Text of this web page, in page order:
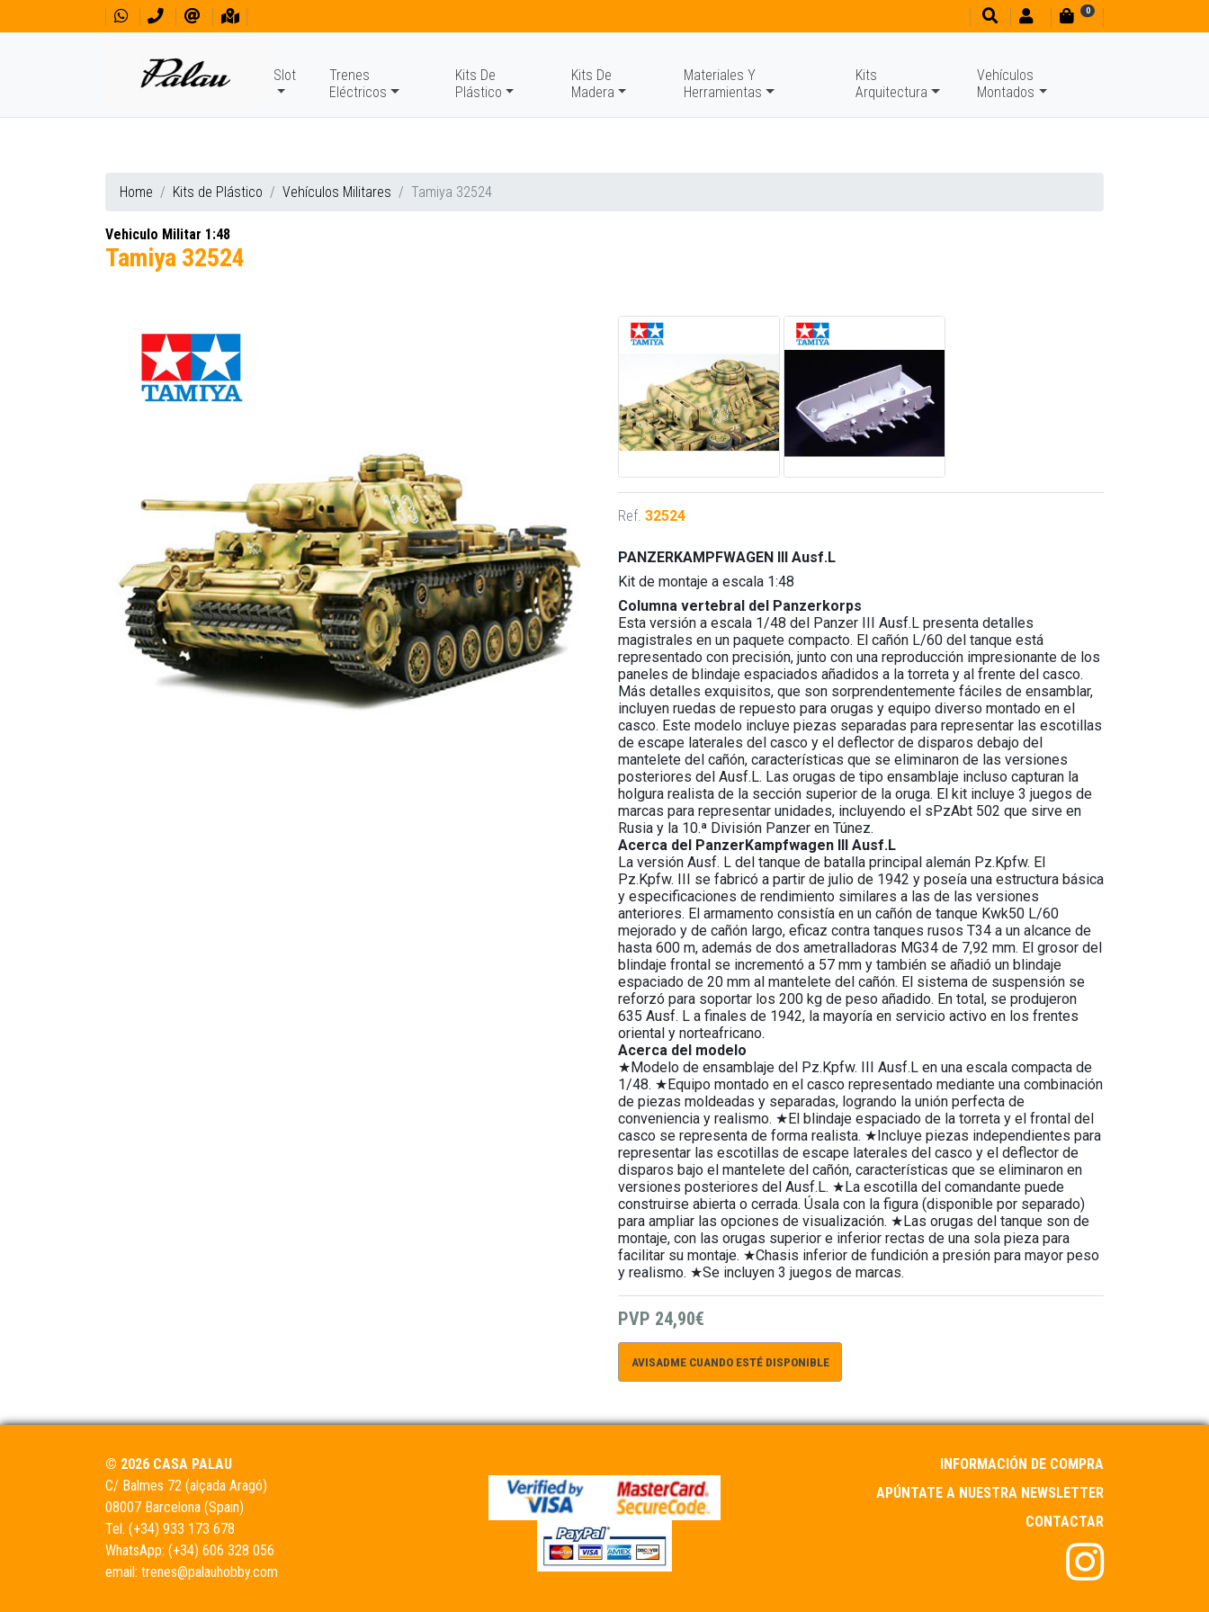
0
Slot
Trenes
Eléctricos
Kits De
Plástico
Kits De
Madera
Materiales Y
Herramientas
Kits
Arquitectura
Vehículos
Montados
Home Kits de Plástico Vehículos Militares Tamiya 32524
Vehiculo Militar 1:48
Tamiya 32524
Ref. 32524
PANZERKAMPFWAGEN III Ausf.L
Kit de montaje a escala 1:48
Columna vertebral del Panzerkorps
Esta versión a escala 1/48 del Panzer III Ausf.L presenta detalles
magistrales en un paquete compacto. El cañón L/60 del tanque está
representado con precisión, junto con una reproducción impresionante de los
paneles de blindaje espaciados añadidos a la torreta y al frente del casco.
Más detalles exquisitos, que son sorprendentemente fáciles de ensamblar,
incluyen ruedas de repuesto para orugas y equipo diverso montado en el
casco. Este modelo incluye piezas separadas para representar las escotillas
de escape laterales del casco y el deflector de disparos debajo del
mantelete del cañón, características que se eliminaron de las versiones
posteriores del Ausf.L. Las orugas de tipo ensamblaje incluso capturan la
holgura realista de la sección superior de la oruga. El kit incluye 3 juegos de
marcas para representar unidades, incluyendo el sPzAbt 502 que sirve en
Rusia y la 10.ª División Panzer en Túnez.
Acerca del PanzerKampfwagen III Ausf.L
La versión Ausf. L del tanque de batalla principal alemán Pz.Kpfw. El
Pz.Kpfw. III se fabricó a partir de julio de 1942 y poseía una estructura básica
y especificaciones de rendimiento similares a las de las versiones
anteriores. El armamento consistía en un cañón de tanque Kwk50 L/60
mejorado y de cañón largo, eficaz contra tanques rusos T34 a un alcance de
hasta 600 m, además de dos ametralladoras MG34 de 7,92 mm. El grosor del
blindaje frontal se incrementó a 57 mm y también se añadió un blindaje
espaciado de 20 mm al mantelete del cañón. El sistema de suspensión se
reforzó para soportar los 200 kg de peso añadido. En total, se produjeron
635 Ausf. L a finales de 1942, la mayoría en servicio activo en los frentes
oriental y norteafricano.
Acerca del modelo
★Modelo de ensamblaje del Pz.Kpfw. III Ausf.L en una escala compacta de
1/48. ★Equipo montado en el casco representado mediante una combinación
de piezas moldeadas y separadas, logrando la unión perfecta de
conveniencia y realismo. ★El blindaje espaciado de la torreta y el frontal del
casco se representa de forma realista. ★Incluye piezas independientes para
representar las escotillas de escape laterales del casco y el deflector de
disparos bajo el mantelete del cañón, características que se eliminaron en
versiones posteriores del Ausf.L. ★La escotilla del comandante puede
construirse abierta o cerrada. Úsala con la figura (disponible por separado)
para ampliar las opciones de visualización. ★Las orugas del tanque son de
montaje, con las orugas superior e inferior rectas de una sola pieza para
facilitar su montaje. ★Chasis inferior de fundición a presión para mayor peso
y realismo. ★Se incluyen 3 juegos de marcas.
PVP 24,90€
AVISADME CUANDO ESTÉ DISPONIBLE
© 2026 CASA PALAU
C/ Balmes 72 (alçada Aragó)
08007 Barcelona (Spain)
Tel. (+34) 933 173 678
WhatsApp: (+34) 606 328 056
email: trenes@palauhobby.com
INFORMACIÓN DE COMPRA
APÚNTATE A NUESTRA NEWSLETTER
CONTACTAR